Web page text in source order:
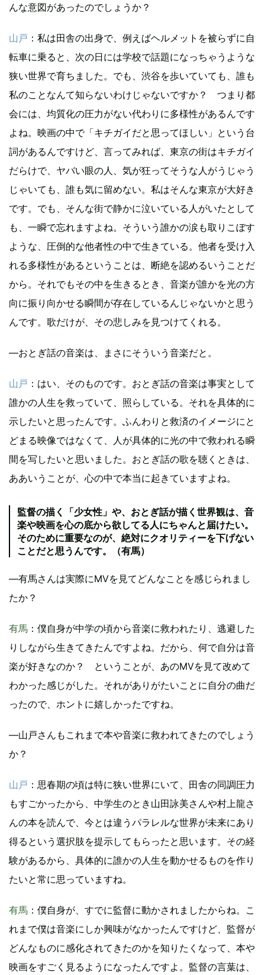
んな意図があったのでしょうか？
山戸 ：私は田舎の出身で、例えばヘルメットを被らずに自
転車に乗ると、次の日には学校で話題になっちゃうような
狭い世界で育ちました。でも、渋谷を歩いていても、誰も
私のことなんて知らないわけじゃないですか？ つまり都
会には、均質化の圧力がない代わりに多様性があるんです
よね。映画の中で「キチガイだと思ってほしい」という台
詞があるんですけど、言ってみれば、東京の街はキチガイ
だらけで、ヤバい眼の人、気が狂ってそうな人がうじゃう
じゃいても、誰も気に留めない。私はそんな東京が大好き
です。でも、そんな街で静かに泣いている人がいたとして
も、一瞬で忘れますよね。そういう誰かの涙も取りこぼす
ような、圧倒的な他者性の中で生きている。他者を受け入
れる多様性があるということは、断絶を認めるいうことだ
から。それでもその中を生きるとき、音楽が誰かを光の方
向に振り向かせる瞬間が存在しているんじゃないかと思う
んです。歌だけが、その悲しみを見つけてくれる。
―おとぎ話の音楽は、まさにそういう音楽だと。
山戸 ：はい、そのものです。おとぎ話の音楽は事実として
誰かの人生を救っていて、照らしている。それを具体的に
示したいと思ったんです。ふんわりと救済のイメージにと
どまる映像ではなくて、人が具体的に光の中で救われる瞬
間を写したいと思いました。おとぎ話の歌を聴くときは、
ああいうことが、心の中で本当に起きていますよね。
監督の描く「少女性」や、おとぎ話が描く世界観は、音
楽や映画を心の底から欲してる人にちゃんと届けたい。
そのために重要なのが、絶対にクオリティーを下げない
ことだと思うんです。（有馬）
―有馬さんは実際にMVを見てどんなことを感じられまし
たか？
有馬 ：僕自身が中学の頃から音楽に救われたり、逃避した
りしながら生きてきたんですよね。だから、何で自分は音
楽が好きなのか？ ということが、あのMVを見て改めて
わかった感じがした。それがありがたいことに自分の曲だ
ったので、ホントに嬉しかったですね。
―山戸さんもこれまで本や音楽に救われてきたのでしょう
か？
山戸 ：思春期の頃は特に狭い世界にいて、田舎の同調圧力
もすごかったから、中学生のとき山田詠美さんや村上龍さ
んの本を読んで、今とは違うパラレルな世界が未来にあり
得るという選択肢を提示してもらったと思います。その経
験があるから、具体的に誰かの人生を動かせるものを作り
たいと常に思っていますね。
有馬 ：僕自身が、すでに監督に動かされましたからね。こ
れまで僕は音楽にしか興味がなかったんですけど、監督が
どんなものに感化されてきたのかを知りたくなって、本や
映画をすごく見るようになったんですよ。監督の言葉は、